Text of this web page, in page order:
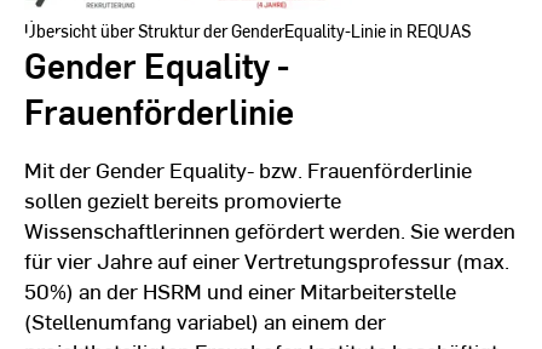
Übersicht über Struktur der GenderEquality-Linie in REQUAS
Gender Equality -
Frauenförderlinie
Mit der Gender Equality- bzw. Frauenförderlinie
sollen gezielt bereits promovierte
Wissenschaftlerinnen gefördert werden. Sie werden
für vier Jahre auf einer Vertretungsprofessur (max.
50%) an der HSRM und einer Mitarbeiterstelle
(Stellenumfang variabel) an einem der